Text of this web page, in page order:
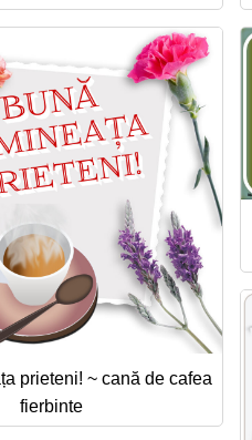
prieteni! ~ cană de cafea
fierbinte